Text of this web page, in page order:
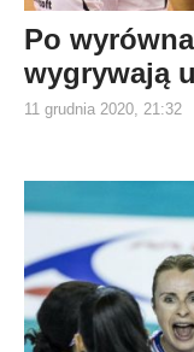
Po
wygrywają
11 grudnia 2020, 21:32